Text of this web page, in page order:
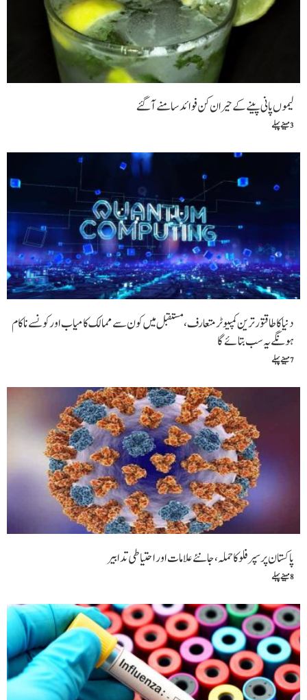
لیموں پانی پینے کے حیران کن فوائد سامنے آگئے
3 مہینے پہلے
دنیا کا طاقتور ترین کمپیوٹر متعارف،مستقبل میں کون سے ممالک کامیاب اور کونسے ناکام
ہو نگے یہ سب بتا ئے گا
7 مہینے پہلے
پاکستان پر سپر فلو کا حملہ،جا نئے علامات اور احتیاطی تدابیر
8 مہینے پہلے